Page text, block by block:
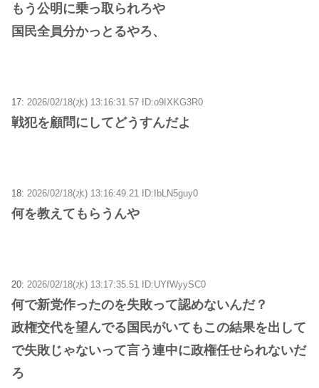
もう公明に乗っ取られろや
国民全員分かっとるやろ、
17: 2026/02/18(水) 13:16:31.57 ID:o9IXKG3R0
戦犯を顧問にしてどうすんだよ
18: 2026/02/18(水) 13:16:49.21 ID:IbLN5guy0
何を教えてもらうんや
20: 2026/02/18(水) 13:17:35.51 ID:UYfWyySC0
何で新党作ったのを失敗って認めないんだ？
政権交代を望んでる国民がいてもこの結果を出して
で失敗じゃないって言う連中に政権任せられないだ
ろ